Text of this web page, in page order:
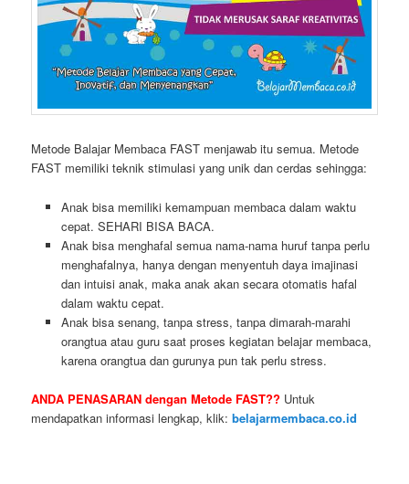
Metode Balajar Membaca FAST menjawab itu semua. Metode
FAST memiliki teknik stimulasi yang unik dan cerdas sehingga:
Anak bisa memiliki kemampuan membaca dalam waktu
cepat. SEHARI BISA BACA.
Anak bisa menghafal semua nama-nama huruf tanpa perlu
menghafalnya, hanya dengan menyentuh daya imajinasi
dan intuisi anak, maka anak akan secara otomatis hafal
dalam waktu cepat.
Anak bisa senang, tanpa stress, tanpa dimarah-marahi
orangtua atau guru saat proses kegiatan belajar membaca,
karena orangtua dan gurunya pun tak perlu stress.
ANDA PENASARAN dengan Metode FAST?? Untuk
mendapatkan informasi lengkap, klik:belajarmembaca.co.id